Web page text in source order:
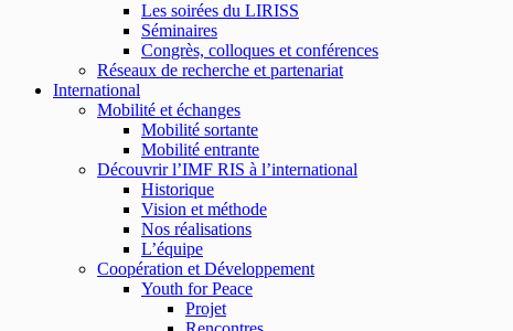
Les soirées du LIRISS
Séminaires
Congrès, colloques et conférences
Réseaux de recherche et partenariat
International
Mobilité et échanges
Mobilité sortante
Mobilité entrante
Découvrir l’IMF RIS à l’international
Historique
Vision et méthode
Nos réalisations
L’équipe
Coopération et Développement
Youth for Peace
Projet